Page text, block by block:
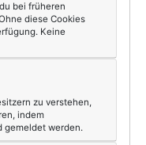
bei früheren
diese Cookies
Keine
zu verstehen,
indem
gemeldet werden.